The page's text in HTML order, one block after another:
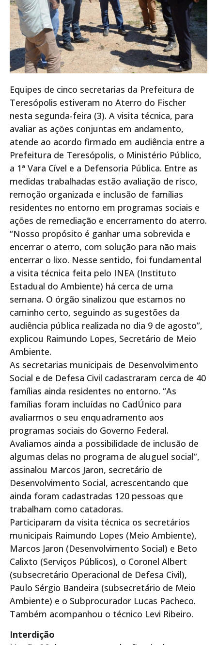
Equipes de cinco secretarias da Prefeitura de
Teresópolis estiveram no Aterro do Fischer
nesta segunda-feira (3). A visita técnica, para
avaliar as ações conjuntas em andamento,
atende ao acordo firmado em audiência entre a
Prefeitura de Teresópolis, o Ministério Público,
a 1ª Vara Cível e a Defensoria Pública. Entre as
medidas trabalhadas estão avaliação de risco,
remoção organizada e inclusão de famílias
residentes no entorno em programas sociais e
ações de remediação e encerramento do aterro.
“Nosso propósito é ganhar uma sobrevida e
encerrar o aterro, com solução para não mais
enterrar o lixo. Nesse sentido, foi fundamental
a visita técnica feita pelo INEA (Instituto
Estadual do Ambiente) há cerca de uma
semana. O órgão sinalizou que estamos no
caminho certo, seguindo as sugestões da
audiência pública realizada no dia 9 de agosto”,
explicou Raimundo Lopes, Secretário de Meio
Ambiente.
As secretarias municipais de Desenvolvimento
Social e de Defesa Civil cadastraram cerca de 40
famílias ainda residentes no entorno. “As
famílias foram incluídas no CadÚnico para
avaliarmos o seu enquadramento aos
programas sociais do Governo Federal.
Avaliamos ainda a possibilidade de inclusão de
algumas delas no programa de aluguel social”,
assinalou Marcos Jaron, secretário de
Desenvolvimento Social, acrescentando que
ainda foram cadastradas 120 pessoas que
trabalham como catadoras.
Participaram da visita técnica os secretários
municipais Raimundo Lopes (Meio Ambiente),
Marcos Jaron (Desenvolvimento Social) e Beto
Calixto (Serviços Públicos), o Coronel Albert
(subsecretário Operacional de Defesa Civil),
Paulo Sérgio Bandeira (subsecretário de Meio
Ambiente) e o Subprocurador Lucas Pacheco.
Também acompanhou o técnico Levi Ribeiro.
Interdição